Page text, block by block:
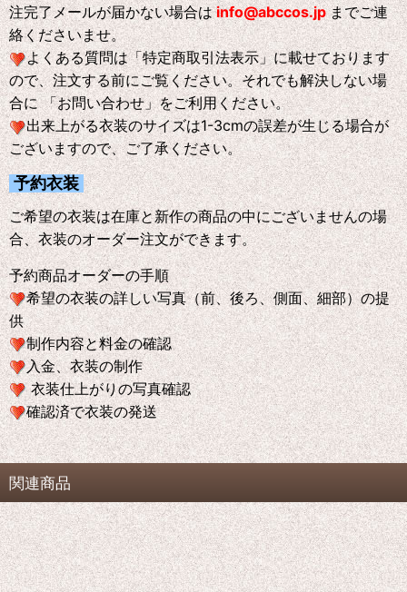
注完了メールが届かない場合はinfo@abccos.jp までご連
絡くださいませ。
よくある質問は「特定商取引法表示」に載せております
ので、注文する前にご覧ください。それでも解決しない場
合に 「お問い合わせ」をご利用ください。
出来上がる衣装のサイズは1-3cmの誤差が生じる場合が
ございますので、ご了承ください。
予約衣装
ご希望の衣装は在庫と新作の商品の中にございませんの場
合、衣装のオーダー注文ができます。
予約商品オーダーの手順
希望の衣装の詳しい写真（前、後ろ、側面、細部）の提
供
制作内容と料金の確認
入金、衣装の制作
衣装仕上がりの写真確認
確認済で衣装の発送
関連商品